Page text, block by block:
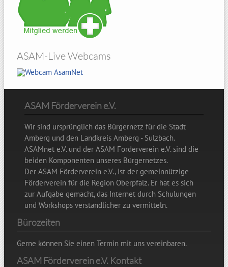
ASAM-Live Webcams
ASAM Förderverein e.V.
Wir sind ursprünglich das Bürgernetz für die Stadt
Amberg und den Landkreis Amberg - Sulzbach.
ASAMnet e.V. und der ASAM Förderverein e.V. sind die
beiden Komponenten unseres Bürgernetzes.
Der ASAM Förderverein e.V., ist der gemeinnützige
Förderverein für die Region Oberpfalz. Er hat es sich
zur Aufgabe gemacht, das Internet durch Schulungen
und Workshops verständlicher zu vermitteln.
Bürozeiten
Gerne können Sie einen Termin mit uns vereinbaren.
ASAM Förderverein e.V. Kontakt